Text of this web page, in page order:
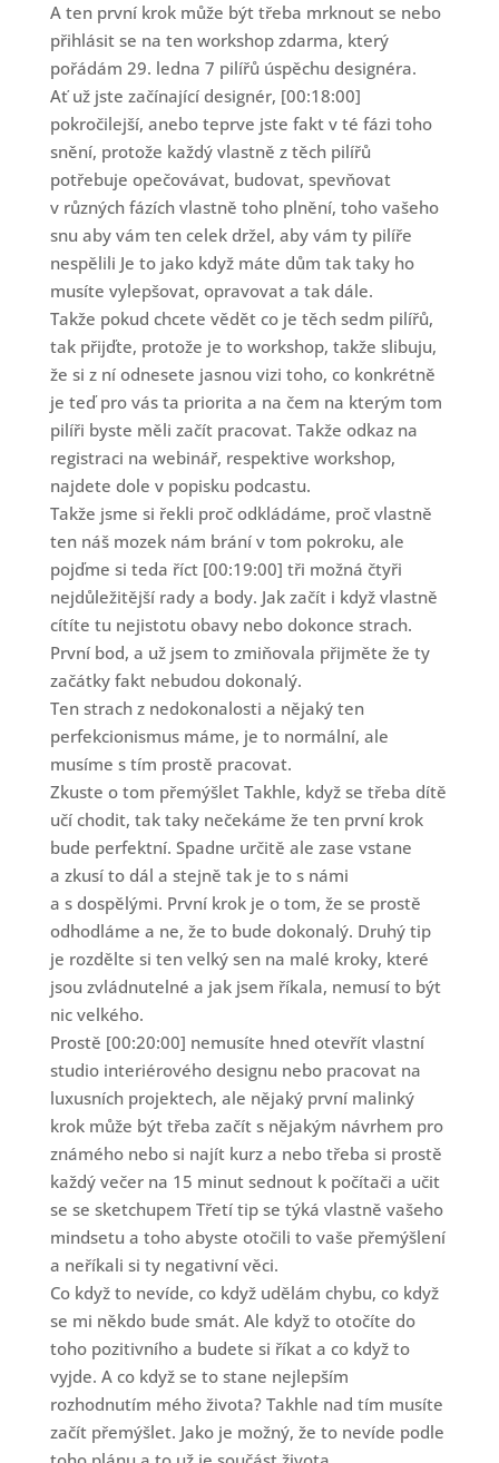
A ten první krok může být třeba mrknout se nebo
přihlásit se na ten workshop zdarma, který
pořádám 29. ledna 7 pilířů úspěchu designéra.
Ať už jste začínající designér, [00:18:00]
pokročilejší, anebo teprve jste fakt v té fázi toho
snění, protože každý vlastně z těch pilířů
potřebuje opečovávat, budovat, spevňovat
v různých fázích vlastně toho plnění, toho vašeho
snu aby vám ten celek držel, aby vám ty pilíře
nespělili Je to jako když máte dům tak taky ho
musíte vylepšovat, opravovat a tak dále.
Takže pokud chcete vědět co je těch sedm pilířů,
tak přijďte, protože je to workshop, takže slibuju,
že si z ní odnesete jasnou vizi toho, co konkrétně
je teď pro vás ta priorita a na čem na kterým tom
pilíři byste měli začít pracovat. Takže odkaz na
registraci na webinář, respektive workshop,
najdete dole v popisku podcastu.
Takže jsme si řekli proč odkládáme, proč vlastně
ten náš mozek nám brání v tom pokroku, ale
pojďme si teda říct [00:19:00] tři možná čtyři
nejdůležitější rady a body. Jak začít i když vlastně
cítíte tu nejistotu obavy nebo dokonce strach.
První bod, a už jsem to zmiňovala přijměte že ty
začátky fakt nebudou dokonalý.
Ten strach z nedokonalosti a nějaký ten
perfekcionismus máme, je to normální, ale
musíme s tím prostě pracovat.
Zkuste o tom přemýšlet Takhle, když se třeba dítě
učí chodit, tak taky nečekáme že ten první krok
bude perfektní. Spadne určitě ale zase vstane
a zkusí to dál a stejně tak je to s námi
a s dospělými. První krok je o tom, že se prostě
odhodláme a ne, že to bude dokonalý. Druhý tip
je rozdělte si ten velký sen na malé kroky, které
jsou zvládnutelné a jak jsem říkala, nemusí to být
nic velkého.
Prostě [00:20:00] nemusíte hned otevřít vlastní
studio interiérového designu nebo pracovat na
luxusních projektech, ale nějaký první malinký
krok může být třeba začít s nějakým návrhem pro
známého nebo si najít kurz a nebo třeba si prostě
každý večer na 15 minut sednout k počítači a učit
se se sketchupem Třetí tip se týká vlastně vašeho
mindsetu a toho abyste otočili to vaše přemýšlení
a neříkali si ty negativní věci.
Co když to nevíde, co když udělám chybu, co když
se mi někdo bude smát. Ale když to otočíte do
toho pozitivního a budete si říkat a co když to
vyjde. A co když se to stane nejlepším
rozhodnutím mého života? Takhle nad tím musíte
začít přemýšlet. Jako je možný, že to nevíde podle